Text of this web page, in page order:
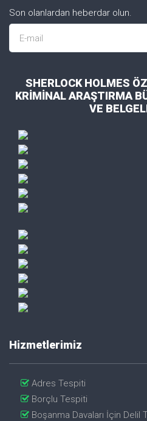
Son olanlardan heberdar olun.
E-mail
SHERLOCK HOLMES
KRİMİNAL ARAŞTIRMA
VE
Hizmetlerimiz
Adres Tespiti
Borçlu Tespiti
Boşanma Davaları İçin Delil